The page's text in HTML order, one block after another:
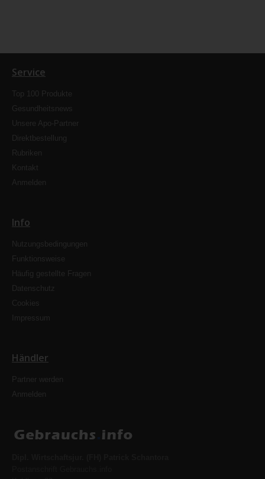
Service
Top 100 Produkte
Gesundheitsnews
Unsere Apo-Partner
Direktbestellung
Rubriken
Kontakt
Anmelden
Info
Nutzungsbedingungen
Funktionsweise
Häufig gestellte Fragen
Datenschutz
Cookies
Impressum
Händler
Partner werden
Anmelden